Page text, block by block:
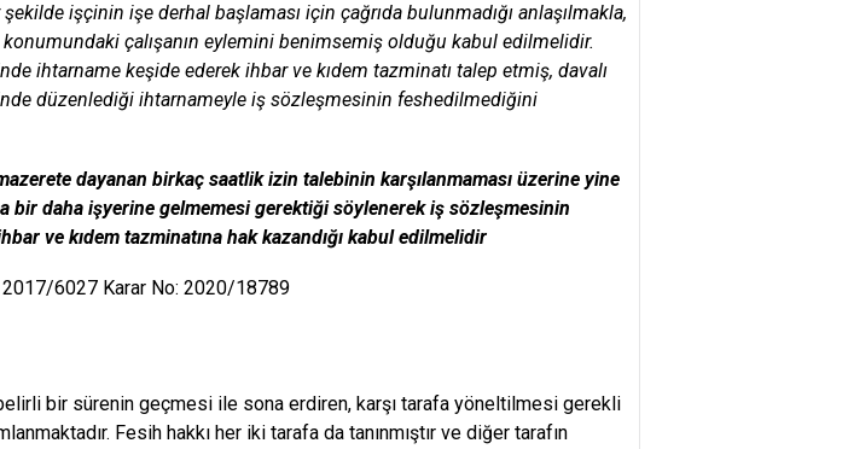
işçinin işe derhal başlaması için çağrıda bulunmadığı anlaşılmakla,
çalışanın eylemini benimsemiş olduğu kabul edilmelidir.
ihtarname keşide ederek ihbar ve kıdem tazminatı talep etmiş, davalı
düzenlediği ihtarnameyle iş sözleşmesinin feshedilmediğini
dayanan birkaç saatlik izin talebinin karşılanmaması üzerine yine
bir daha işyerine gelmemesi gerektiği söylenerek iş sözleşmesinin
ve kıdem tazminatına hak kazandığı kabul edilmelidir
2017/6027 Karar No: 2020/18789
bir sürenin geçmesi ile sona erdiren, karşı tarafa yöneltilmesi gerekli
Fesih hakkı her iki tarafa da tanınmıştır ve diğer tarafın